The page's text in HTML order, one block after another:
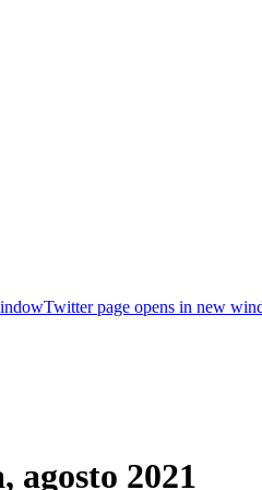
Twitter page opens in new
2021